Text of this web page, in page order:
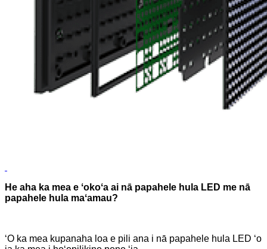
He aha ka mea e ʻokoʻa ai nā papahele hula LED me nā
papahele hula maʻamau?
ʻO ka mea kupanaha loa e pili ana i nā papahele hula LED ʻo